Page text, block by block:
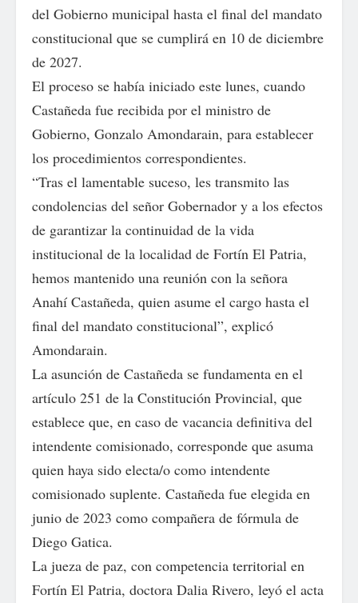
del Gobierno municipal hasta el final del mandato
constitucional que se cumplirá en 10 de diciembre
de 2027.
El proceso se había iniciado este lunes, cuando
Castañeda fue recibida por el ministro de
Gobierno, Gonzalo Amondarain, para establecer
los procedimientos correspondientes.
“Tras el lamentable suceso, les transmito las
condolencias del señor Gobernador y a los efectos
de garantizar la continuidad de la vida
institucional de la localidad de Fortín El Patria,
hemos mantenido una reunión con la señora
Anahí Castañeda, quien asume el cargo hasta el
final del mandato constitucional”, explicó
Amondarain.
La asunción de Castañeda se fundamenta en el
artículo 251 de la Constitución Provincial, que
establece que, en caso de vacancia definitiva del
intendente comisionado, corresponde que asuma
quien haya sido electa/o como intendente
comisionado suplente. Castañeda fue elegida en
junio de 2023 como compañera de fórmula de
Diego Gatica.
La jueza de paz, con competencia territorial en
Fortín El Patria, doctora Dalia Rivero, leyó el acta